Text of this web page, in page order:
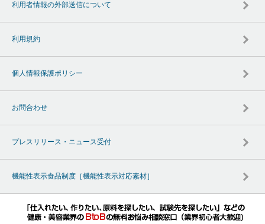
利用者情報の外部送信について
利用規約
個人情報保護ポリシー
お問合わせ
プレスリリース・ニュース受付
機能性表示食品制度［機能性表示対応素材］